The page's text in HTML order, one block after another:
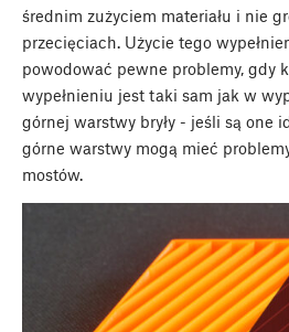
średnim zużyciem materiału i nie
przecięciach. Użycie tego
powodować pewne problemy, gdy
wypełnieniu jest taki sam jak w
górnej warstwy bryły - jeśli są one
górne warstwy mogą mieć
mostów.